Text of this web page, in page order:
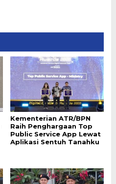
Kementerian ATR/BPN
Raih Penghargaan Top
Public Service App Lewat
Aplikasi Sentuh Tanahku